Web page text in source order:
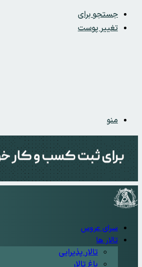
جستجو برای
تغییر پوست
منو
سرای عروس
تالار ها
تالار پذیرایی
باغ تالار